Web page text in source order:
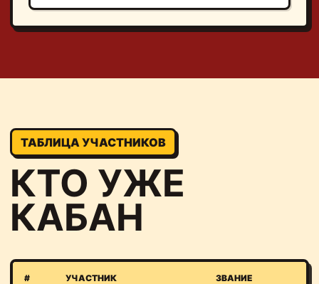
ТАБЛИЦА УЧАСТНИКОВ
КТО УЖЕ
КАБАН
# УЧАСТНИК ЗВАНИЕ